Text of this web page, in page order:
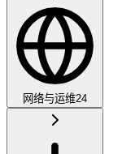
网络与运维24